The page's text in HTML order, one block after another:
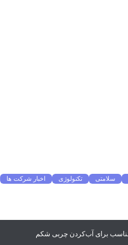
سلامتی تکنولوژی اخبار شرکت ها
برای آب‌کردن چربی شکم